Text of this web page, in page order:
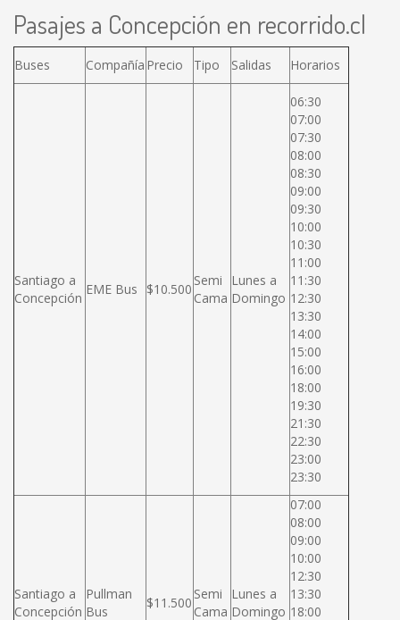
Pasajes a Concepción en recorrido.cl
Buses Compañía Precio Tipo Salidas Horarios
Santiago a
Concepción
EME Bus $10.500
Semi
Cama
Lunes a
Domingo
06:30
07:00
07:30
08:00
08:30
09:00
09:30
10:00
10:30
11:00
11:30
12:30
13:30
14:00
15:00
16:00
18:00
19:30
21:30
22:30
23:00
23:30
Santiago a
Concepción
Pullman
Bus
$11.500
Semi
Cama
Lunes a
Domingo
07:00
08:00
09:00
10:00
12:30
13:30
18:00